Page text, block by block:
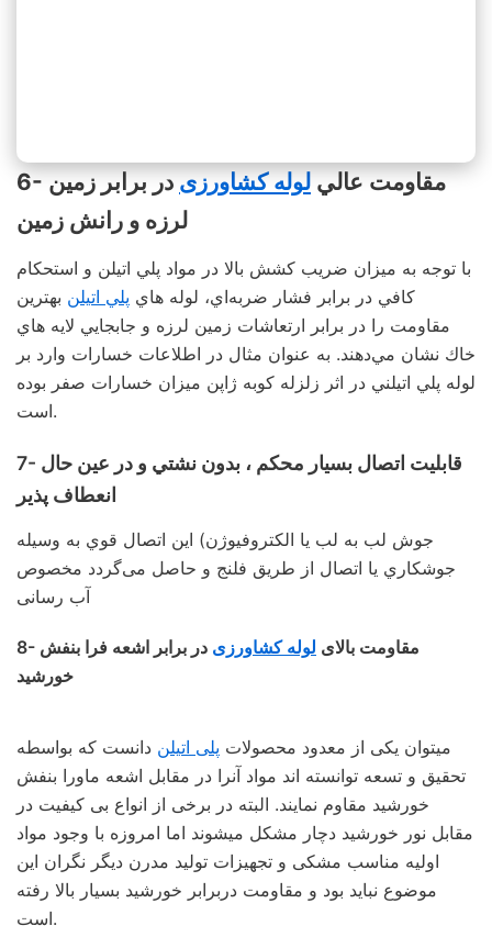
6- مقاومت عالي لوله کشاورزی در برابر زمين
لرزه و رانش زمين
با توجه به ميزان ضريب كشش بالا در مواد پلي اتيلن و استحكام
كافي در برابر فشار ضربه‌اي، لوله هاي پلي اتيلن بهترين
مقاومت را در برابر ارتعاشات زمين لرزه و جابجايي لايه هاي
خاك نشان مي‌دهند. به عنوان مثال در اطلاعات خسارات وارد بر
لوله پلي اتيلني در اثر زلزله کوبه ژاپن میزان خسارات صفر بوده
است.
7- قابليت اتصال بسيار محكم ، بدون نشتي و در عين حال
انعطاف پذير
جوش لب به لب يا الكتروفيوژن) اين اتصال قوي به وسيله
جوشكاري يا اتصال از طريق فلنج و حاصل می‌گردد مخصوص
آب رسانی
8- مقاومت بالای لوله کشاورزی در برابر اشعه فرا بنفش
خورشيد
میتوان یکی از معدود محصولات پلی اتیلن دانست که بواسطه
تحقیق و تسعه توانسته‌ اند مواد آنرا در مقابل اشعه ماورا بنفش
خورشید مقاوم نمایند. البته در برخی از انواع بی کیفیت در
مقابل نور خورشید دچار مشکل میشوند اما امروزه با وجود مواد
اولیه مناسب مشکی و تجهیزات تولید مدرن دیگر نگران این
موضوع نباید بود و مقاومت دربرابر خورشید بسیار بالا رفته
است.